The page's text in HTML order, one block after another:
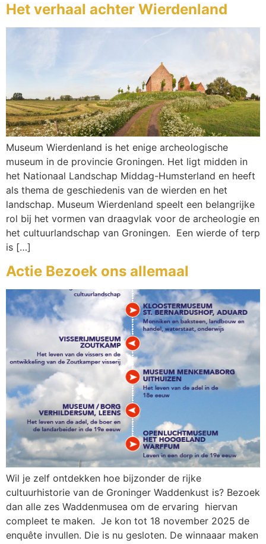
Het verhaal achter Wierdenland
Museum Wierdenland is het enige archeologische
museum in de provincie Groningen. Het ligt midden in
het Nationaal Landschap Middag-Humsterland en heeft
als thema de geschiedenis van de wierden en het
landschap. Museum Wierdenland speelt een belangrijke
rol bij het vormen van draagvlak voor de archeologie en
het cultuurlandschap van Groningen. Een wierde of terp
is […]
Actie Bezoek ons allemaal
Wil je zelf ontdekken hoe bijzonder de rijke
cultuurhistorie van de Groninger Waddenkust is? Bezoek
dan alle zes Waddenmusea om de ervaring hiervan
compleet te maken. Je kon tot 18 november 2025 de
enquête invullen. Die is nu gesloten. De winnaaar maken